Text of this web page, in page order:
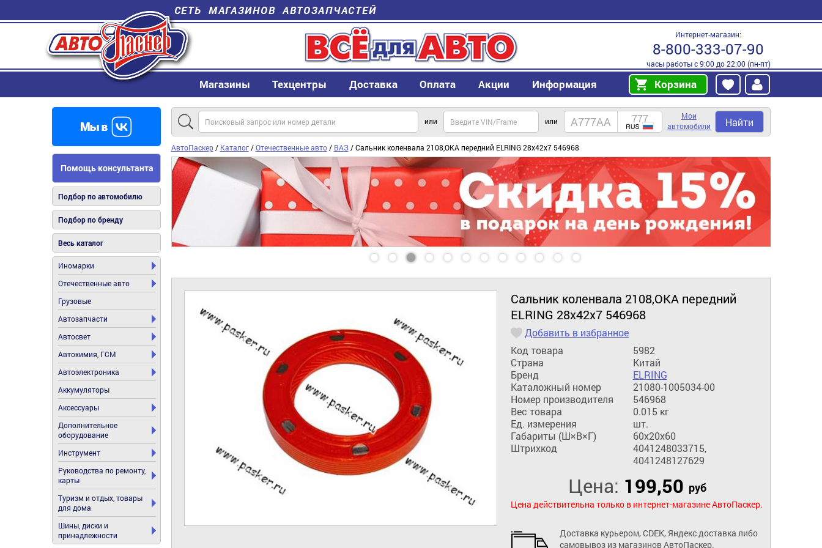
СЕТЬ МАГАЗИНОВ АВТОЗАПЧАСТЕЙ
Интернет-магазин:
8-800-333-07-90
часы работы с 9:00 до 22:00 (пн-пт)
Магазины Техцентры Доставка Оплата Акции Информация Корзина
Помощь консультанта
Подбор по автомобилю
Подбор по бренду
Весь каталог
Иномарки
Отечественные авто
Грузовые
Автозапчасти
Автосвет
Автохимия, ГСМ
Автоэлектроника
Аккумуляторы
Аксессуары
Дополнительное
оборудование
Инструмент
Руководства по ремонту,
карты
Туризм и отдых, товары
для дома
Шины, диски и
принадлежности
или или
Мои
автомобили
Найти
АвтоПаскер/ Каталог/Отечественные авто/ ВАЗ/ Сальник коленвала 2108,ОКА передний ELRING 28х42х7 546968
Сальник коленвала 2108,ОКА передний
ELRING 28х42х7 546968
Добавить в избранное
Код товара
5982
Страна
Китай
Бренд
ELRING
Каталожный номер
21080-1005034-00
Номер производителя
546968
Вес товара
0.015 кг
Ед. измерения
шт.
Габариты (Ш×В×Г)
60x20x60
Штрихкод
4041248033715,
4041248127629
Цена: 199,50 руб
Цена действительна только в интернет-магазине АвтоПаскер.
Доставка курьером, CDEK, Яндекс доставка либо
самовывоз из магазинов АвтоПаскер.